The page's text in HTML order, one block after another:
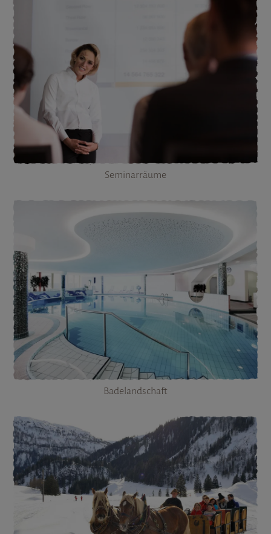
Seminarräume
Badelandschaft